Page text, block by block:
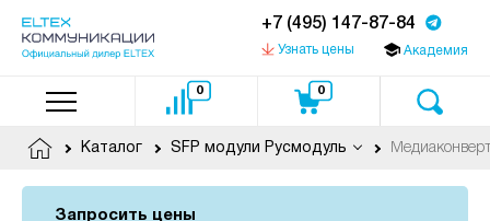
+7 (495) 147-87-84
Узнать цены Академия
0 0
Каталог SFP модули Русмодуль
Запросить цены